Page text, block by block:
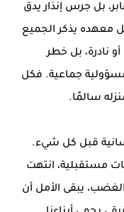
بل جرس إنذار يدق
معهده يذكر الجميع
نادرة، بل خطر
جماعية. فكل
سالمًا.
قبل كل شيء.
مستقبلية، انتهت
يبقى الأمل أن